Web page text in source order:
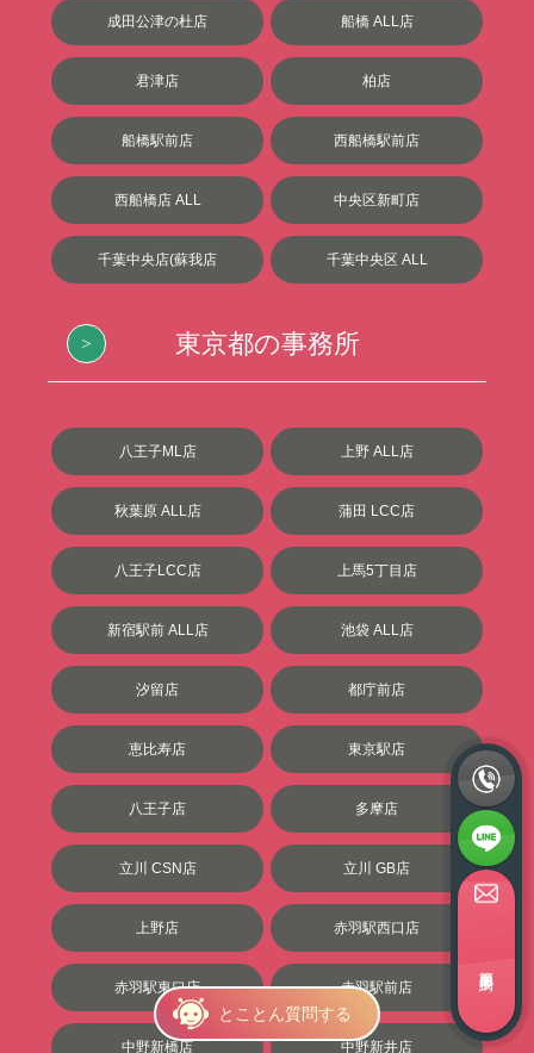
とことん質問する
成田公津の杜店 船橋 ALL店
君津店 柏店
船橋駅前店 西船橋駅前店
西船橋店 ALL 中央区新町店
千葉中央店(蘇我店 千葉中央区 ALL
東京都の事務所
八王子ML店 上野 ALL店
秋葉原 ALL店 蒲田 LCC店
八王子LCC店 上馬5丁目店
新宿駅前 ALL店 池袋 ALL店
汐留店 都庁前店
恵比寿店 東京駅店
八王子店 多摩店
立川 CSN店 立川 GB店
上野店 赤羽駅西口店
赤羽駅東口店 赤羽駅前店
中野新橋店 中野新井店